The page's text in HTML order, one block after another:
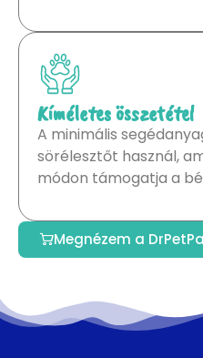
Kíméletes összetétel
A minimális
sörélesztőt használ,
módon támogatja a
Megnézem a